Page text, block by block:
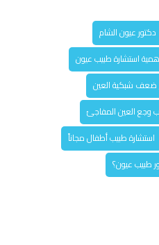
دكتور عيون الشام
استشارة طبيب عيون
ضعف شبكية العين
وجع العين المفاجئ
استشارة طبيب أطفال مجاناً
طبيب عيون؟